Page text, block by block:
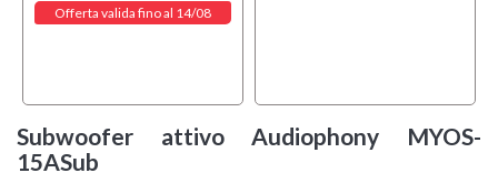
Offerta valida fino al 14/08
Subwoofer attivo Audiophony MYOS-
15ASub